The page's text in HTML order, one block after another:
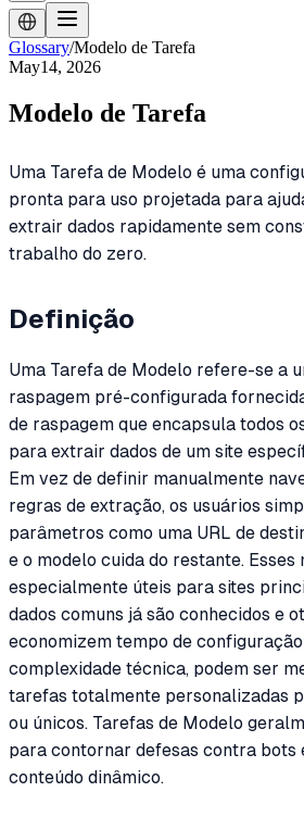
Glossary/Modelo de Tarefa
May14, 2026
Modelo de Tarefa
Uma Tarefa de Modelo é uma
pronta para uso projetada para
extrair dados rapidamente sem
trabalho do zero.
Definição
Uma Tarefa de Modelo refere-se a
raspagem pré-configurada
de raspagem que encapsula todos
para extrair dados de um site
Em vez de definir manualmente
regras de extração, os usuários
parâmetros como uma URL de
e o modelo cuida do restante. Esses
especialmente úteis para sites
dados comuns já são conhecidos e
economizem tempo de
complexidade técnica, podem ser
tarefas totalmente personalizadas
ou únicos. Tarefas de Modelo
para contornar defesas contra bots
conteúdo dinâmico.